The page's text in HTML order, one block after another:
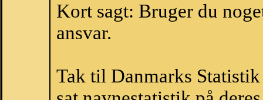
Kort sagt: Bruger du
ansvar.
Tak til Danmarks